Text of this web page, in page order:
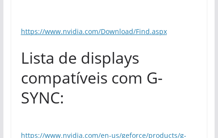
https://www.nvidia.com/Download/Find.aspx
Lista de displays
compatíveis com G-
SYNC:
https://www.nvidia.com/en-us/geforce/products/g-